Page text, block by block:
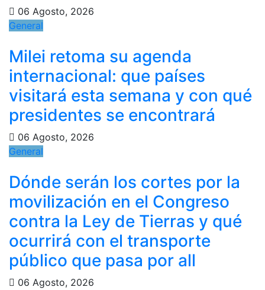
06 Agosto, 2026
General
Milei retoma su agenda
internacional: que países
visitará esta semana y con qué
presidentes se encontrará
06 Agosto, 2026
General
Dónde serán los cortes por la
movilización en el Congreso
contra la Ley de Tierras y qué
ocurrirá con el transporte
público que pasa por all
06 Agosto, 2026